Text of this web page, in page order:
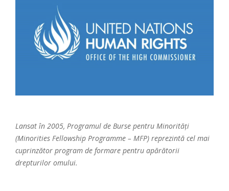
Lansat în 2005, Programul de Burse pentru Minorități
(Minorities Fellowship Programme – MFP) reprezintă cel mai
cuprinzător program de formare pentru apărătorii
drepturilor omului.